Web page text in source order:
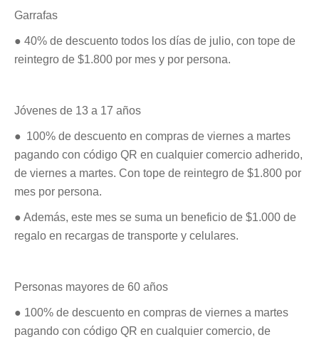
Garrafas
● 40% de descuento todos los días de julio, con tope de
reintegro de $1.800 por mes y por persona.
Jóvenes de 13 a 17 años
● 100% de descuento en compras de viernes a martes
pagando con código QR en cualquier comercio adherido,
de viernes a martes. Con tope de reintegro de $1.800 por
mes por persona.
● Además, este mes se suma un beneficio de $1.000 de
regalo en recargas de transporte y celulares.
Personas mayores de 60 años
● 100% de descuento en compras de viernes a martes
pagando con código QR en cualquier comercio, de